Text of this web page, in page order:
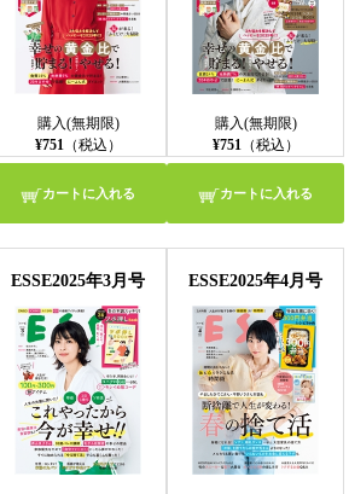
購入(無期限)
¥751（税込）
カートに入れる
購入(無期限)
¥751（税込）
カートに入れる
ESSE2025年3月号 ESSE2025年4月号